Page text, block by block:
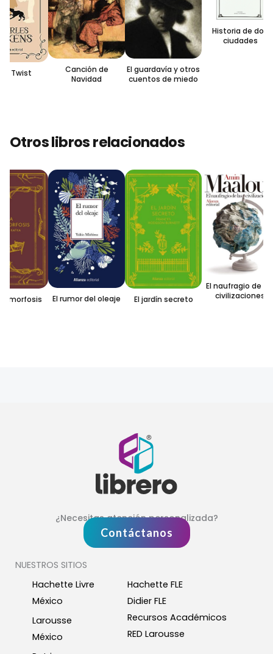
Twist
Canción de
Navidad
El guardavía y otros
cuentos de miedo
Historia de dos
ciudades
Otros libros relacionados
El rumor del oleaje El jardín secreto
El naufragio de las
civilizaciones
¿Necesitas atención personalizada?
Contáctanos
NUESTROS SITIOS
Hachette Livre
México
Larousse
México
Hachette FLE
Didier FLE
Recursos Académicos
RED Larousse